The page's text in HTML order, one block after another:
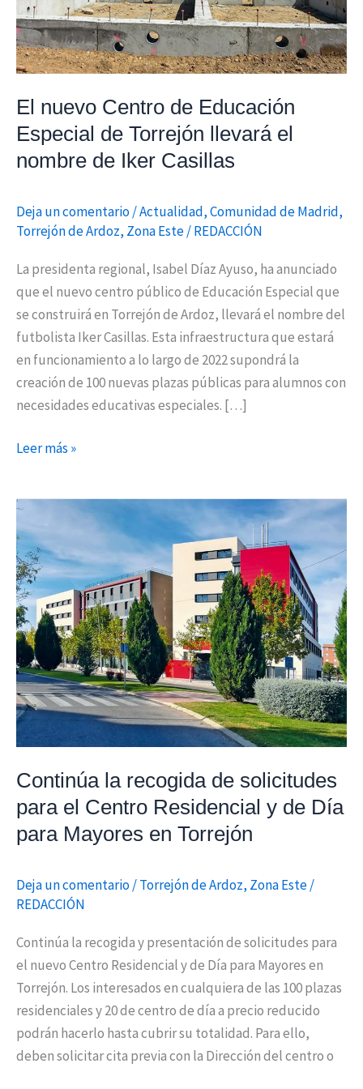
El nuevo Centro de Educación
Especial de Torrejón llevará el
nombre de Iker Casillas
Deja un comentario/Actualidad,Comunidad de Madrid,
Torrejón de Ardoz, Zona Este/REDACCIÓN
La presidenta regional, Isabel Díaz Ayuso, ha anunciado
que el nuevo centro público de Educación Especial que
se construirá en Torrejón de Ardoz, llevará el nombre del
futbolista Iker Casillas. Esta infraestructura que estará
en funcionamiento a lo largo de 2022 supondrá la
creación de 100 nuevas plazas públicas para alumnos con
necesidades educativas especiales. […]
llevará
el
nombre
Iker
Casillas
Leer más »
Continúa la recogida de solicitudes
para el Centro Residencial y de Día
para Mayores en Torrejón
Deja un comentario/Torrejón de Ardoz, Zona Este/
REDACCIÓN
Continúa la recogida y presentación de solicitudes para
el nuevo Centro Residencial y de Día para Mayores en
Torrejón. Los interesados en cualquiera de las 100 plazas
residenciales y 20 de centro de día a precio reducido
podrán hacerlo hasta cubrir su totalidad. Para ello,
deben solicitar cita previa con la Dirección del centro o
Continúa
la
recogida
de
solicitudes
para
el
Centro
Residencial
y
para
Mayores
en
Torrejón